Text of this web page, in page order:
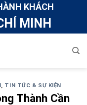
KHÁCH
MINH
, TIN TỨC & SỰ KIỆN
Thành Cần